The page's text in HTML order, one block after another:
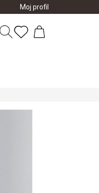
Moj profil